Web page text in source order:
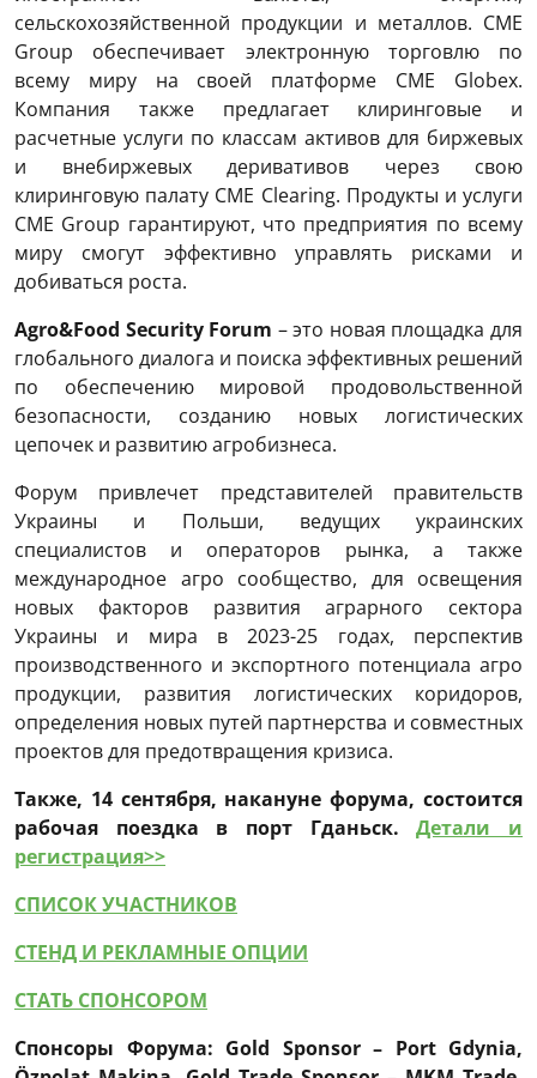
сельскохозяйственной продукции и металлов. CME
Group обеспечивает электронную торговлю по
всему миру на своей платформе CME Globex.
Компания также предлагает клиринговые и
расчетные услуги по классам активов для биржевых
и внебиржевых деривативов через свою
клиринговую палату CME Clearing. Продукты и услуги
CME Group гарантируют, что предприятия по всему
миру смогут эффективно управлять рисками и
добиваться роста.
Agro&Food Security Forum – это новая площадка для
глобального диалога и поиска эффективных решений
по обеспечению мировой продовольственной
безопасности, созданию новых логистических
цепочек и развитию агробизнеса.
Форум привлечет представителей правительств
Украины и Польши, ведущих украинских
специалистов и операторов рынка, а также
международное агро сообщество, для освещения
новых факторов развития аграрного сектора
Украины и мира в 2023-25 ​​годах, перспектив
производственного и экспортного потенциала агро
продукции, развития логистических коридоров,
определения новых путей партнерства и совместных
проектов для предотвращения кризиса.
Также, 14 сентября, накануне форума, состоится
рабочая поездка в порт Гданьск.Детали и
регистрация>>
СПИСОК УЧАСТНИКОВ
СТЕНД И РЕКЛАМНЫЕ ОПЦИИ
СТАТЬ СПОНСОРОМ
Спонсоры Форума: Gold Sponsor – Port Gdynia,